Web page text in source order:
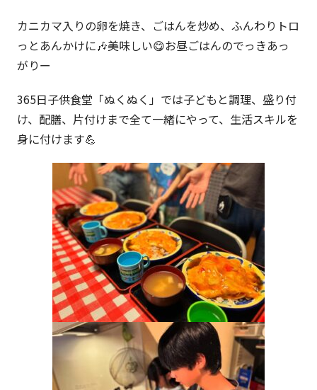
カニカマ入りの卵を焼き、ごはんを炒め、ふんわりトロ
っとあんかけに🎶美味しい😋お昼ごはんのでっきあっ
がりー
365日子供食堂「ぬくぬく」では子どもと調理、盛り付
け、配膳、片付けまで全て一緒にやって、生活スキルを
身に付けます💪